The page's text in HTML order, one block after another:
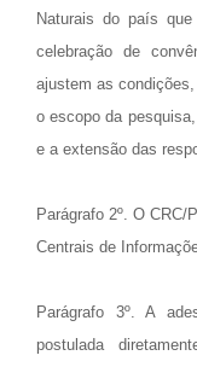
Naturais do país
celebração de
ajustem as
o escopo da
e a extensão das
Parágrafo 2º. O
Centrais de
Parágrafo 3º. A
postulada